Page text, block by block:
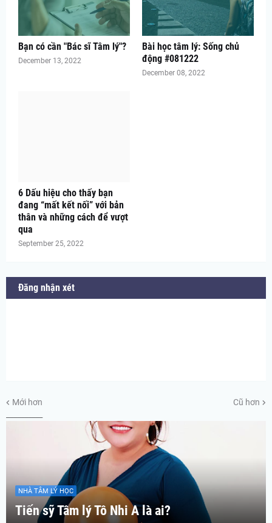
Bạn có cần "Bác sĩ Tâm lý"?
December 13, 2022
Bài học tâm lý: Sống chủ
động #081222
December 08, 2022
6 Dấu hiệu cho thấy bạn
đang “mất kết nối” với bản
thân và những cách để vượt
qua
September 25, 2022
Đăng nhận xét
Mới hơn
Cũ hơn
NHÀ TÂM LÝ HỌC
Tiến sỹ Tâm lý Tô Nhi A là ai?